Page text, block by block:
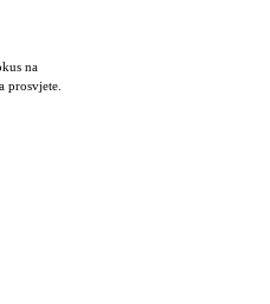
na
prosvjete.